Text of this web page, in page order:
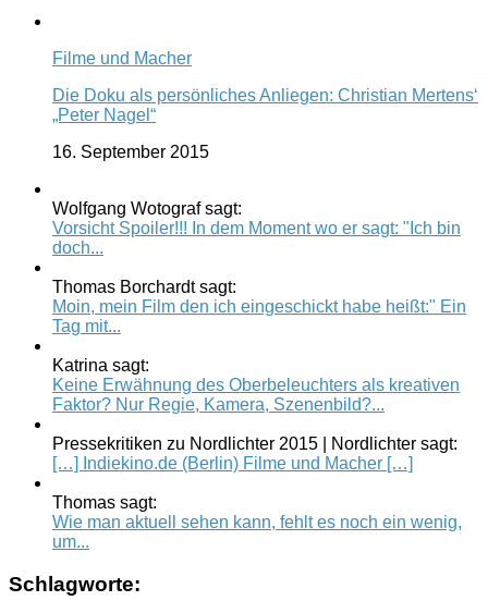
Filme und Macher
Die Doku als persönliches Anliegen: Christian Mertens‘
„Peter Nagel“
16. September 2015
Wolfgang Wotograf sagt:
Vorsicht Spoiler!!! In dem Moment wo er sagt: "Ich bin
doch...
Thomas Borchardt sagt:
Moin, mein Film den ich eingeschickt habe heißt:" Ein
Tag mit...
Katrina sagt:
Keine Erwähnung des Oberbeleuchters als kreativen
Faktor? Nur Regie, Kamera, Szenenbild?...
Pressekritiken zu Nordlichter 2015 | Nordlichter sagt:
[…] Indiekino.de (Berlin) Filme und Macher […]
Thomas sagt:
Wie man aktuell sehen kann, fehlt es noch ein wenig,
um...
Schlagworte: